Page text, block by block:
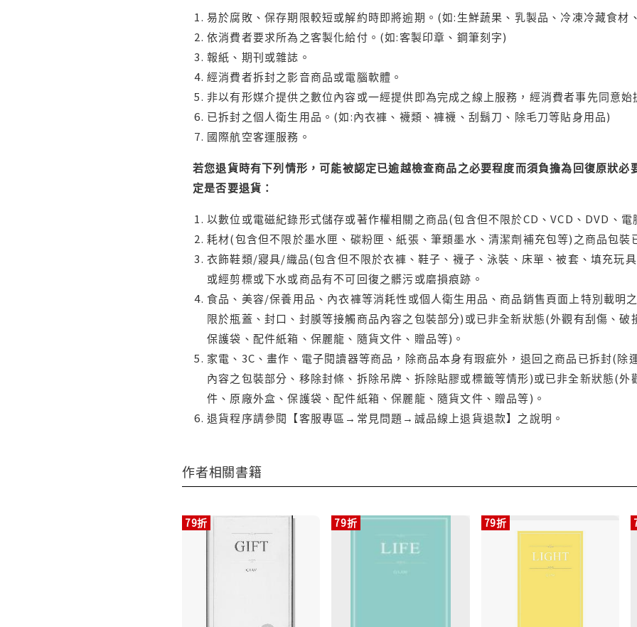
易於腐敗、保存期限較短或解約時即將逾期。(如:生鮮蔬果、乳製品、冷凍冷藏食材
依消費者要求所為之客製化給付。(如:客製印章、鋼筆刻字)
報紙、期刊或雜誌。
經消費者拆封之影音商品或電腦軟體。
非以有形媒介提供之數位內容或一經提供即為完成之線上服務，經消費者事先同意
已拆封之個人衛生用品。(如:內衣褲、襪類、褲襪、刮鬍刀、除毛刀等貼身用品)
國際航空客運服務。
若您退貨時有下列情形，可能被認定已逾越檢查商品之必要程度而須負擔為回復原狀
定是否要退貨：
以數位或電磁紀錄形式儲存或著作權相關之商品(包含但不限於CD、VCD、DVD、
耗材(包含但不限於墨水匣、碳粉匣、紙張、筆類墨水、清潔劑補充包等)之商品包裝
衣飾鞋類/寢具/織品(包含但不限於衣褲、鞋子、襪子、泳裝、床單、被套、填充玩
或經剪標或下水或商品有不可回復之髒污或磨損痕跡。
食品、美容/保養用品、內衣褲等消耗性或個人衛生用品、商品銷售頁面上特別載明
限於瓶蓋、封口、封膜等接觸商品內容之包裝部分)或已非全新狀態(外觀有刮傷、
保護袋、配件紙箱、保麗龍、隨貨文件、贈品等)。
家電、3C、畫作、電子閱讀器等商品，除商品本身有瑕疵外，退回之商品已拆封(
內容之包裝部分、移除封條、拆除吊牌、拆除貼膠或標籤等情形)或已非全新狀態(
件、原廠外盒、保護袋、配件紙箱、保麗龍、隨貨文件、贈品等)。
退貨程序請參閱【客服專區→常見問題→誠品線上退貨退款】之說明。
作者相關書籍
79折 79折 79折